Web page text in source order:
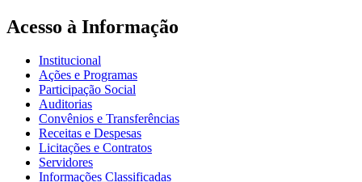
Acesso à Informação
Institucional
Ações e Programas
Participação Social
Auditorias
Convênios e Transferências
Receitas e Despesas
Licitações e Contratos
Servidores
Informações Classificadas